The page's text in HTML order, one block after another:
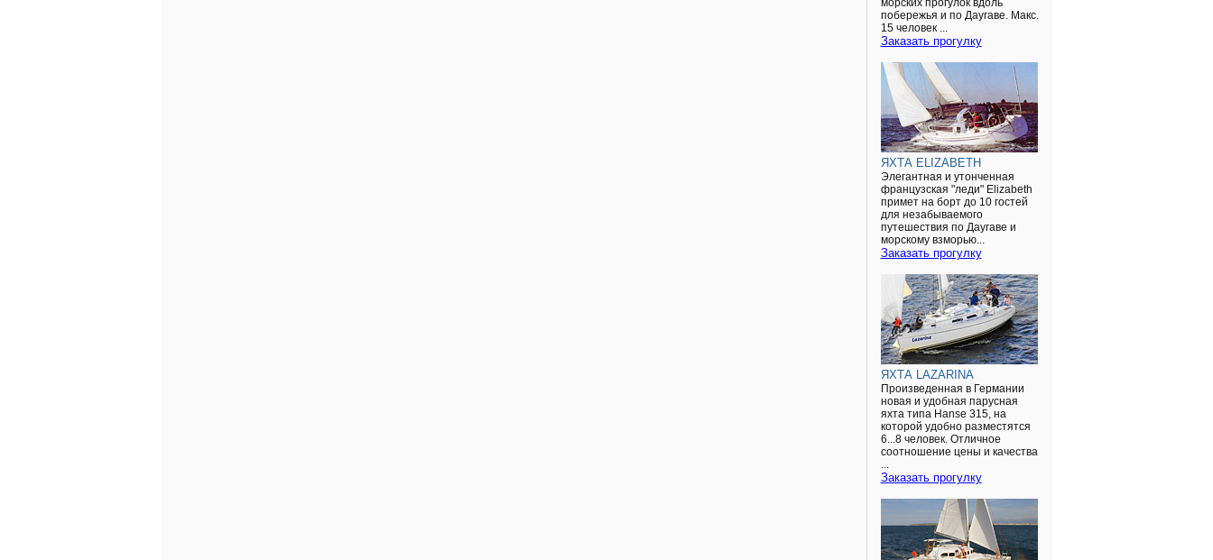
морских прогулок вдоль
побережья и по Даугаве. Макс.
15 человек ...
Заказать прогулку
ЯХТА ELIZABETH
Элегантная и утонченная
французская "леди" Elizabeth
примет на борт до 10 гостей
для незабываемого
путешествия по Даугаве и
морскому взморью...
Заказать прогулку
ЯХТА LAZARINA
Произведенная в Германии
новая и удобная парусная
яхта типа Hanse 315, на
которой удобно разместятся
6...8 человек. Отличное
соотношение цены и качества
Заказать прогулку